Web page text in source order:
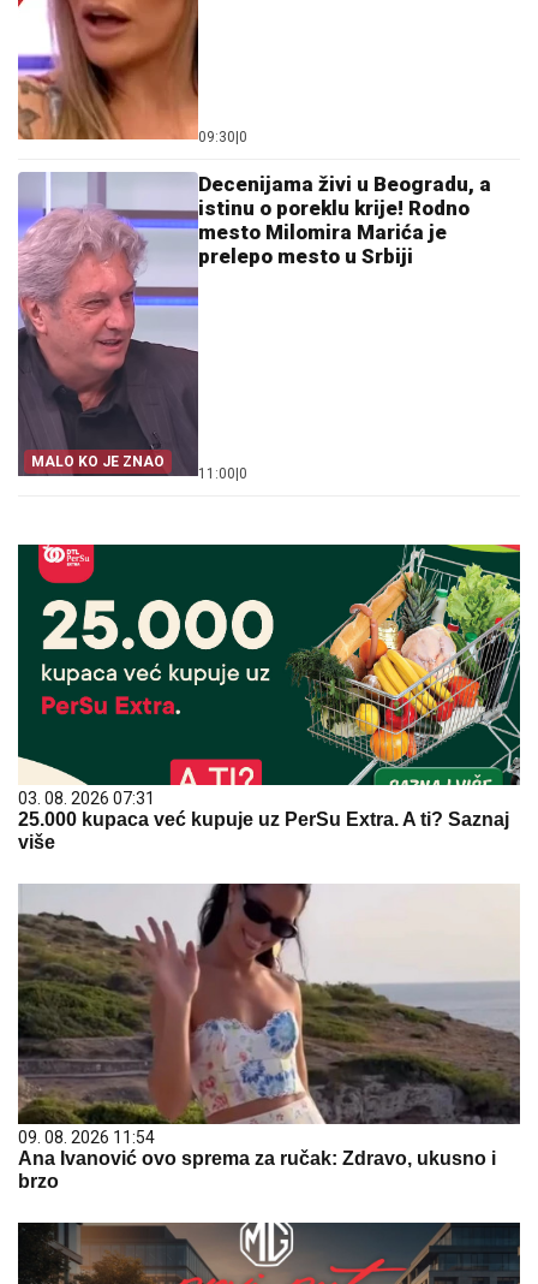
09:30|0
MALO KO JE ZNAO
Decenijama živi u Beogradu, a
istinu o poreklu krije! Rodno
mesto Milomira Marića je
prelepo mesto u Srbiji
11:00|0
03. 08. 2026 07:31
25.000 kupaca već kupuje uz PerSu Extra. A ti? Saznaj
više
09. 08. 2026 11:54
Ana Ivanović ovo sprema za ručak: Zdravo, ukusno i
brzo